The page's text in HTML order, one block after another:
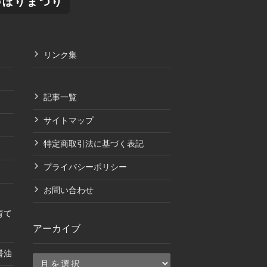
て
油
リンク集
記事一覧
サイトマップ
特定商取引法に基づく表記
プライバシーポリシー
お問い合わせ
アーカイブ
ア